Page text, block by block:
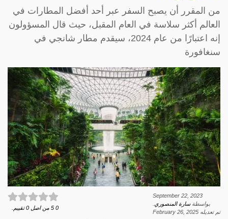
من المقرر أن يصبح السفر عبر أحد أفضل المطارات في
العالم أكثر سلاسة في العام المقبل، حيث قال المسؤولون
إنه اعتبارًا من عام 2024، سيقدم مطار شانجي في
سنغافورة
September 22, 2023
بواسطةسارة المنصوري
تم تعديله February 26, 2025
0
5 من اصل 0 تقييم.